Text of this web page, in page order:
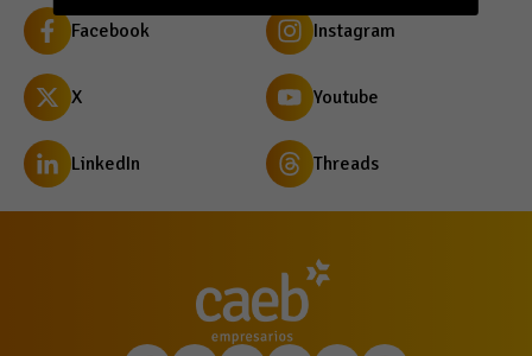
Facebook Instagram
X Youtube
LinkedIn Threads